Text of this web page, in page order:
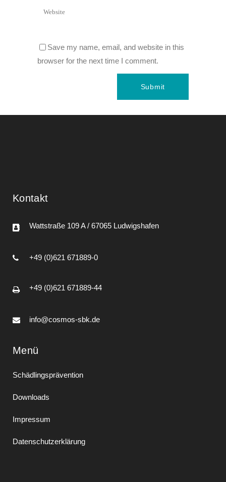
Save my name, email, and website in this
browser for the next time I comment.
Kontakt
Wattstraße 109 A / 67065 Ludwigshafen
+49 (0)621 671889-0
+49 (0)621 671889-44
info@cosmos-sbk.de
Menü
Schädlingsprävention
Downloads
Impressum
Datenschutzerklärung